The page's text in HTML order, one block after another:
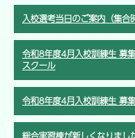
入校選考当日のご案内（集
令和8年度4月入校訓練生 募
スクール
令和8年度4月入校訓練生 募